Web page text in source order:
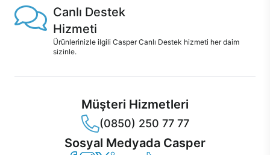
Canlı Destek
Hizmeti
Ürünlerinizle ilgili Casper Canlı Destek hizmeti her daim
sizinle.
Müşteri Hizmetleri
(0850) 250 77 77
Sosyal Medyada Casper